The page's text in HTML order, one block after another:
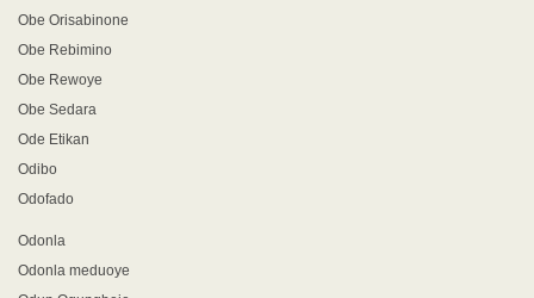
Obe Orisabinone
Obe Rebimino
Obe Rewoye
Obe Sedara
Ode Etikan
Odibo
Odofado
Odonla
Odonla meduoye